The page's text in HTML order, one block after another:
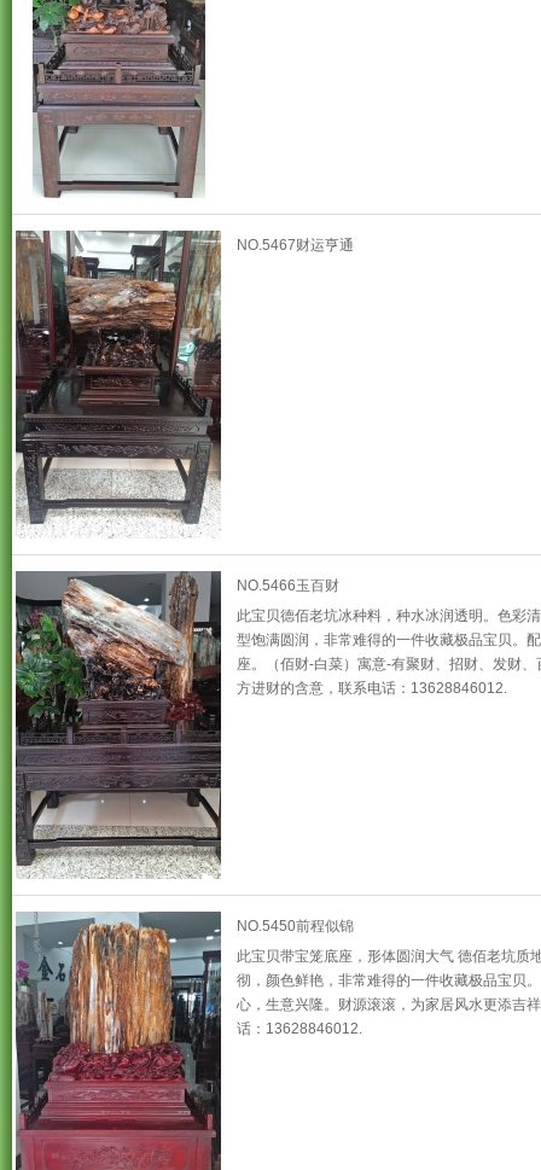
NO.5467财运亨通
NO.5466玉百财
此宝贝德佰老坑冰种料，种水冰润透明。色彩
型饱满圆润，非常难得的一件收藏极品宝贝。
座。（佰财-白菜）寓意-有聚财、招财、发财、
方进财的含意，联系电话：13628846012.
NO.5450前程似锦
此宝贝带宝笼底座，形体圆润大气 德佰老坑质
彻，颜色鲜艳，非常难得的一件收藏极品宝贝
心，生意兴隆。财源滚滚，为家居风水更添吉
话：13628846012.